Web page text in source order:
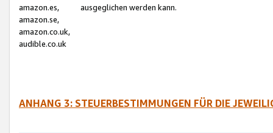
amazon.es,
amazon.se,
amazon.co.uk,
audible.co.uk
ausgeglichen werden kann.
ANHANG 3: STEUERBESTIMMUNGEN FÜR DIE